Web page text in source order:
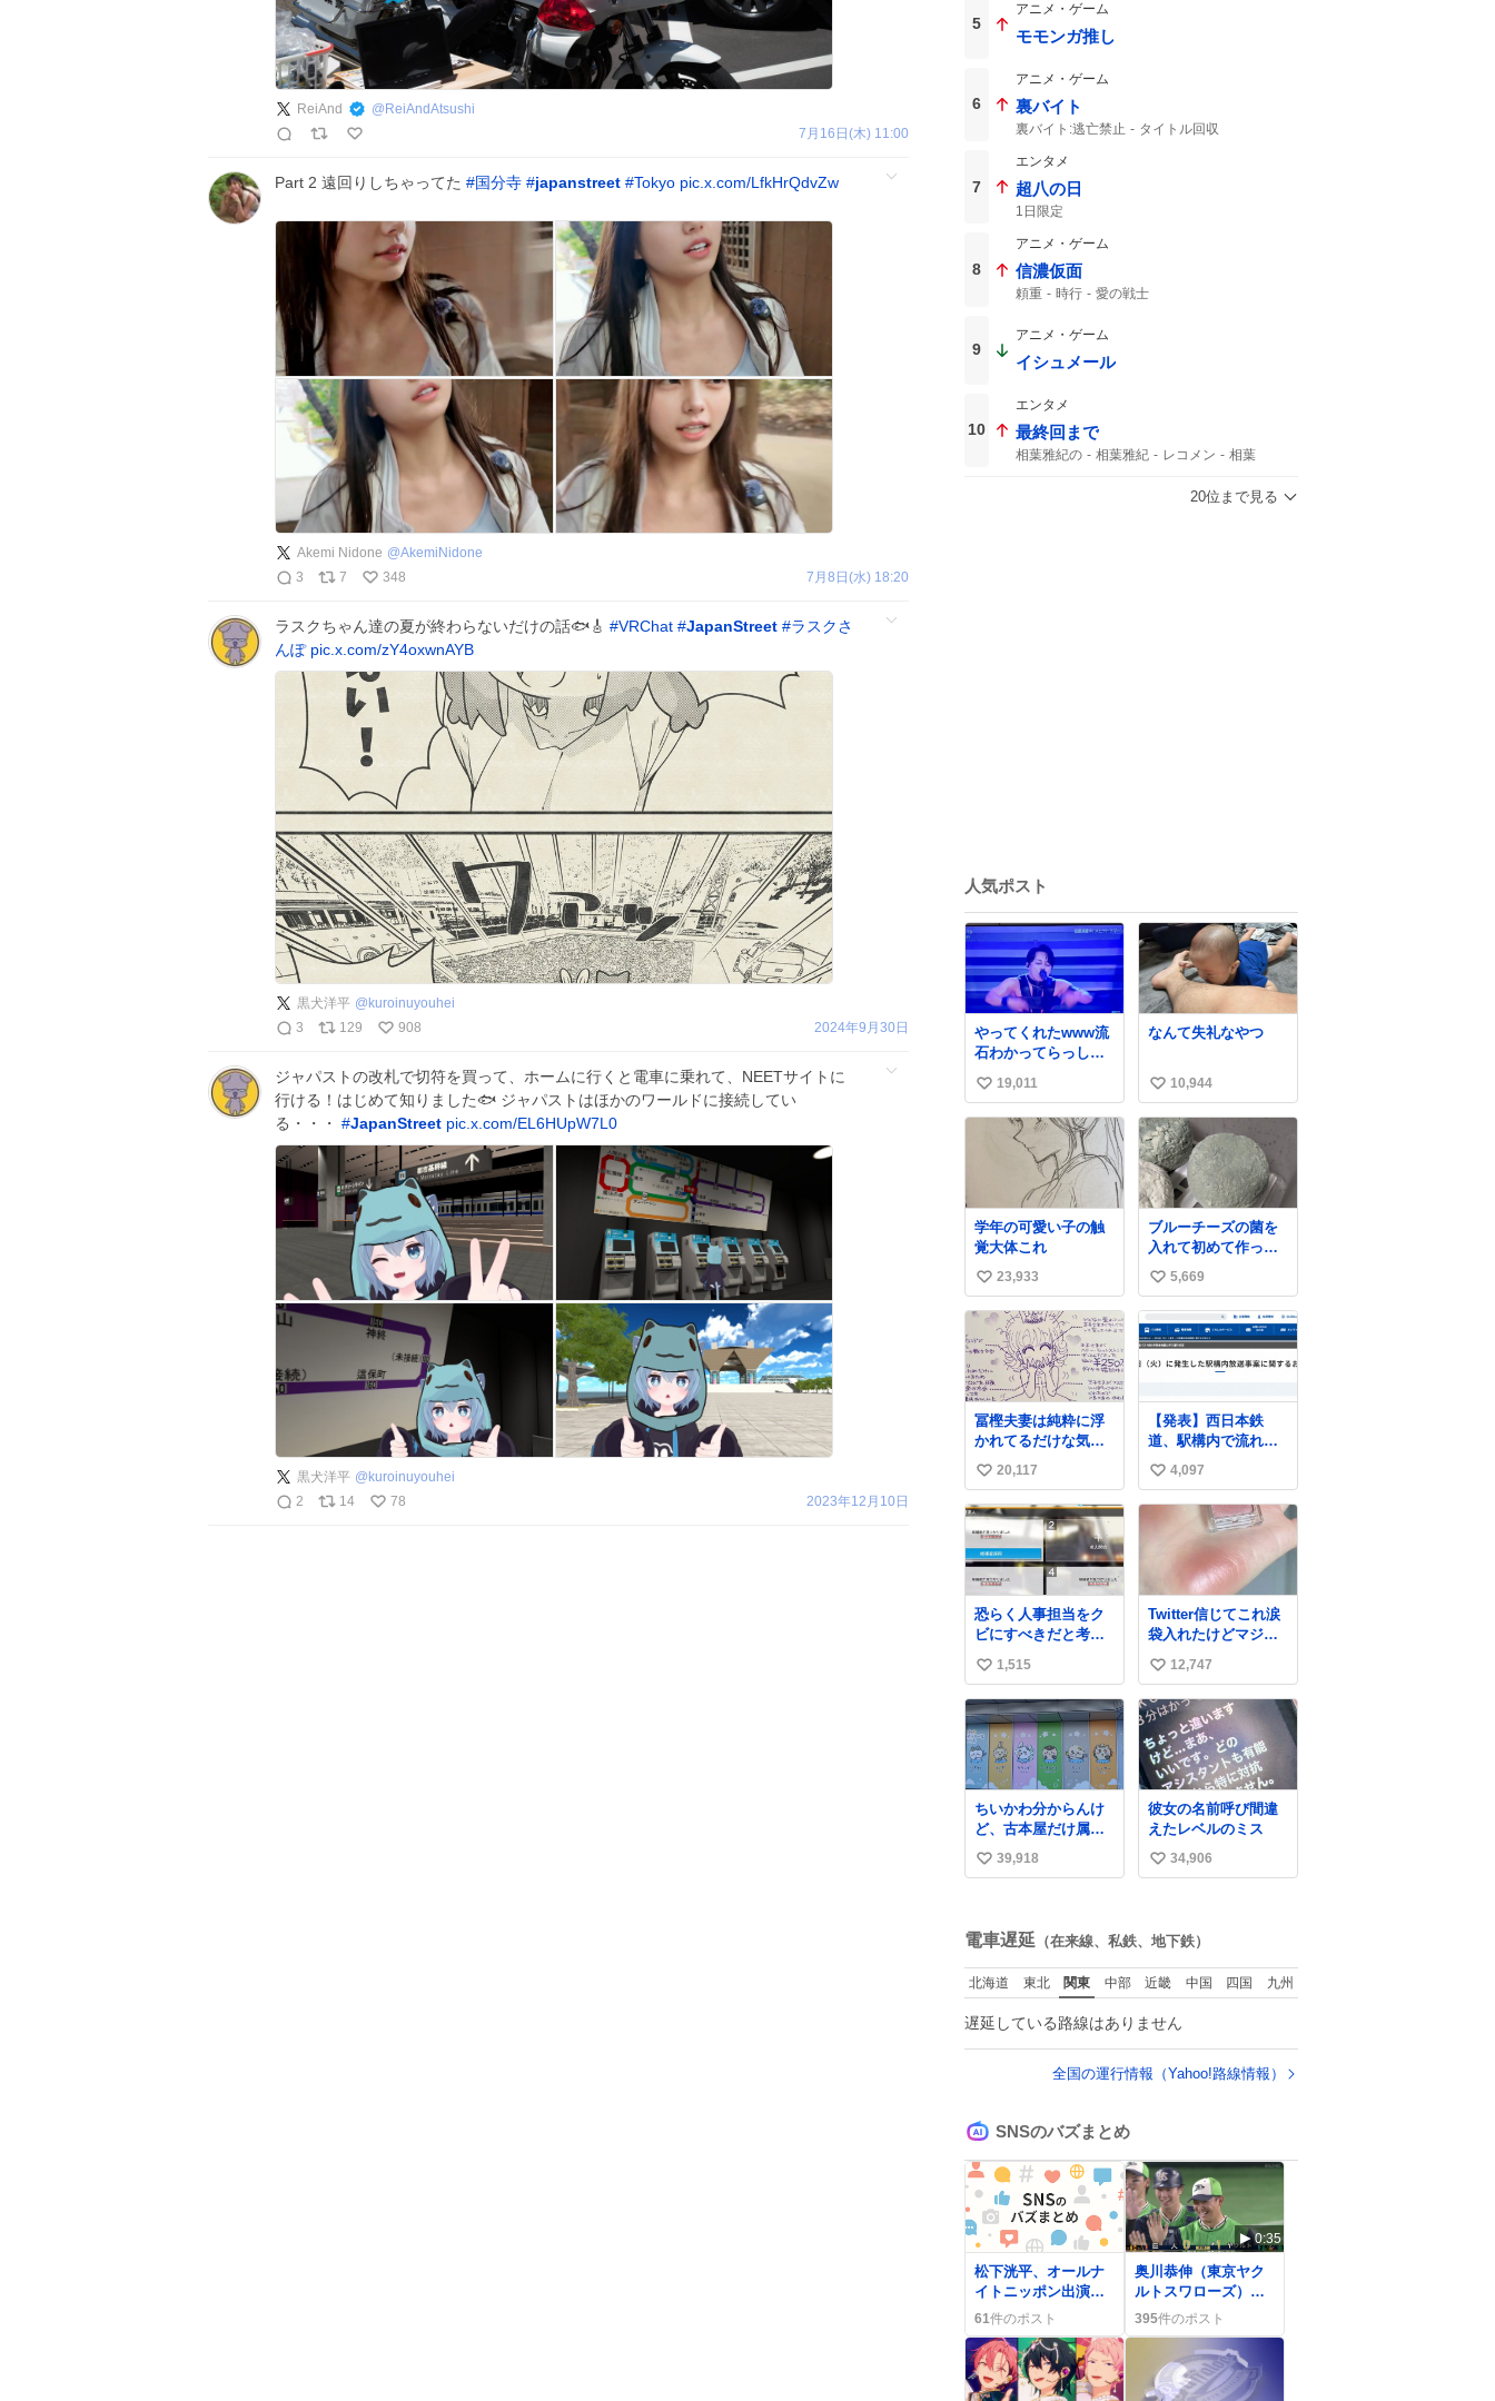
ReiAnd @ ReiAndAtsushi
7月16日(木) 11:00
Part 2 遠回りしちゃってた #国分寺 #japanstreet #Tokyo pic.x.com/LfkHrQdvZw
Akemi Nidone @AkemiNidone
3
7 348 7月8日(水) 18:20
ラスクちゃん達の夏が終わらないだけの話🐟🎸 #VRChat #JapanStreet #ラスクさ
んぽ pic.x.com/zY4oxwnAYB
黒犬洋平 @ kuroinuyouhei
3
129 908 2024年9月30日
ジャパストの改札で切符を買って、ホームに行くと電車に乗れて、NEETサイトに
行ける！はじめて知りました🐟 ジャパストはほかのワールドに接続してい
る・・・ #JapanStreet pic.x.com/EL6HUpW7L0
黒犬洋平 @ kuroinuyouhei
2
14 78 2023年12月10日
5
アニメ・ゲーム
モモンガ推し
6
アニメ・ゲーム
裏バイト
裏バイト:逃亡禁止
タイトル回収
7
エンタメ
超八の日
1日限定
8
アニメ・ゲーム
信濃仮面
頼重 時行 愛の戦士
9
アニメ・ゲーム
イシュメール
10
エンタメ
最終回まで
相葉雅紀の 相葉雅紀 レコメン 相葉
20位まで見る
人気ポスト
やってくれたwww流
石わかってらっしゃ
る🤣🤣🤣 #Mステ #西
川貴教
い
い
19,011
なんて失礼なやつ
い
い
ね
数
10,944
学年の可愛い子の触
覚大体これ
い
い
ね
数
23,933
ブルーチーズの菌を
入れて初めて作って
みたチーズなんだけ
ど 本能でちょっとヤ
バいと思っちゃう見
た目だな
い
い
ね
数
5,669
冨樫夫妻は純粋に浮
かれてるだけな気が
するな〜 全アはここ
に自分の市場価値的
なものを上乗せする
ので、 すっぴん＆寝
起きのボサボサ頭で
も「今日も可愛い
ね」が止まらない。
放っておくと永遠に
髪撫でてきて作業進
まない()
156cm40kg、年中日
焼け止めとお友達の
私より綺麗な手やめ
てもろて とか言う
い
い
ね
数
20,117
【発表】西日本鉄
道、駅構内で流れ
た“不適切音声”に声
明「被害届も検討」
news.livedoor.com/
article/detail… 4日に
西鉄福岡（天神）駅
および薬院駅で発生
した駅構内放送事案
について声明を公表
した。「第三者によ
って駅構内放送設備
に外部から不正に音
声が流された可能性
も含めて確認を実
施」と説明した。
い
い
ね
4,097
恐らく人事担当をク
ビにすべきだと考え
られるが‥‥‥
い
い
ね
数
1,515
Twitter信じてこれ涙
袋入れたけどマジで
盛れた…ありがと
う…
い
い
ね
数
12,747
ちいかわ分からんけ
ど、古本屋だけ属性
が名前になってるの
はどういうこと？
い
数
39,918
彼女の名前呼び間違
えたレベルのミス
い
数
34,906
電車遅延 （在来線、私鉄、地下鉄）
北海道 東北 関東 中部 近畿 中国 四国 九州
遅延している路線はありません
全国の運行情報（Yahoo!路線情報）
SNSのバズまとめ
松下洸平、オールナ
イトニッポン出演で
ファン歓喜「最高」
感が広がる
61件のポスト
0:35
奥川恭伸（東京ヤク
ルトスワローズ）完
封で連敗止め、ファ
ンは「すわほー！」
395件のポスト